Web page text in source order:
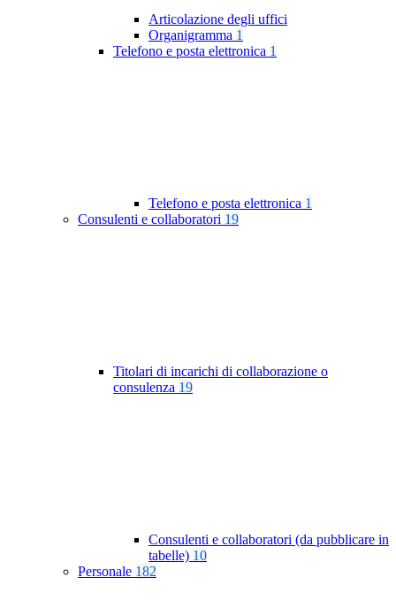
Articolazione degli uffici
Organigramma 1
Telefono e posta elettronica 1
Telefono e posta elettronica 1
Consulenti e collaboratori 19
Titolari di incarichi di collaborazione o
consulenza 19
Consulenti e collaboratori (da pubblicare in
tabelle) 10
Personale 182